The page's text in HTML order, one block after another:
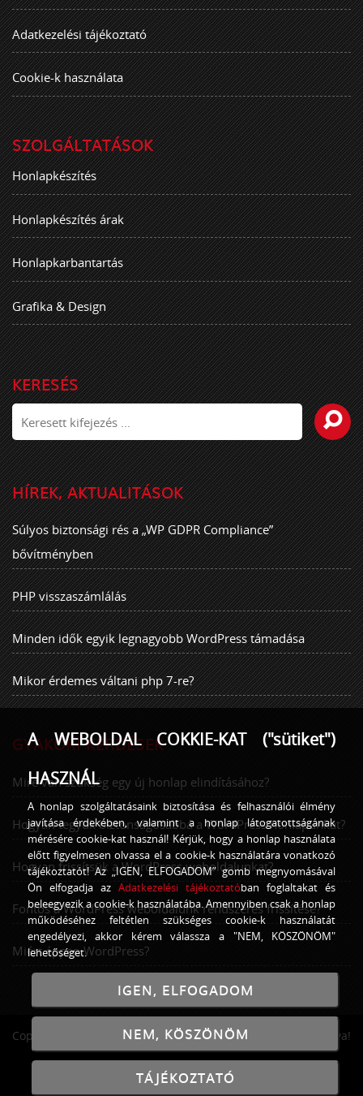
Adatkezelési tájékoztató
Cookie-k használata
SZOLGÁLTATÁSOK
Honlapkészítés
Honlapkészítés árak
Honlapkarbantartás
Grafika & Design
KERESÉS
HÍREK, AKTUALITÁSOK
Súlyos biztonsági rés a „WP GDPR Compliance”
bővítményben
PHP visszaszámlálás
Minden idők egyik legnagyobb WordPress támadása
Mikor érdemes váltani php 7-re?
GYAKORI KÉRDÉSEK
Mire van szükség egy új honlap elindításához?
Hogyan tegyük biztonságosabbá a WordPress honlapunkat?
Hogyan frissítsük a WordPress weboldalunkat?
Fontos a WordPress weboldalunk rendszeres frissítése?
Miért éppen WordPress?
Copyright © 2016 - 2026GrandPageMinden jog fenntartva!
A WEBOLDAL COKKIE-KAT ("sütiket")
HASZNÁL
A honlap szolgáltatásaink biztosítása és felhasználói élmény
javítása érdekében, valamint a honlap látogatottságának
mérésére cookie-kat használ! Kérjük, hogy a honlap használata
előtt figyelmesen olvassa el a cookie-k használatára vonatkozó
tájékoztatót! Az „IGEN, ELFOGADOM” gomb megnyomásával
Ön elfogadja az Adatkezelési tájékoztatóban foglaltakat és
beleegyezik a cookie-k használatába. Amennyiben csak a honlap
működéséhez feltétlen szükséges cookie-k használatát
engedélyezi, akkor kérem válassza a "NEM, KÖSZÖNÖM"
lehetőséget.
IGEN, ELFOGADOM
NEM, KÖSZÖNÖM
TÁJÉKOZTATÓ